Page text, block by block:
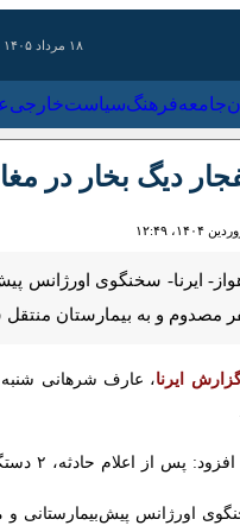
جهان جامعه فرهنگ
دیگ بخار در مغازه